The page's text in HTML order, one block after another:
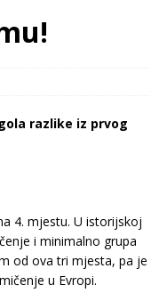
razlike iz prvog
4. mjestu. U istorijskoj
i minimalno grupa
od ova tri mjesta, pa je
u Evropi.